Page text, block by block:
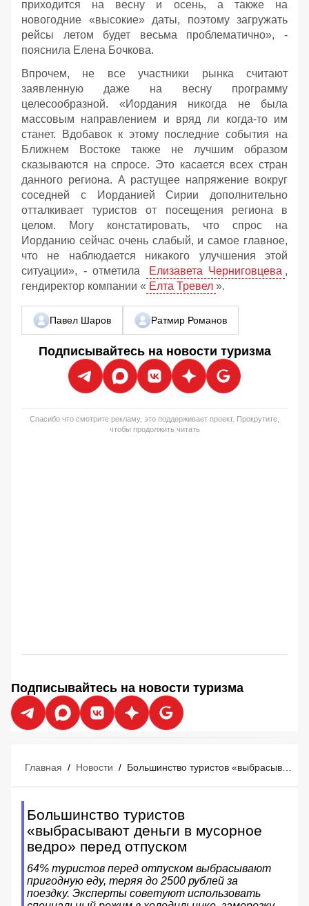
приходится на весну и осень, а также на
новогодние «высокие» даты, поэтому загружать
рейсы летом будет весьма проблематично», -
пояснила Елена Бочкова.
Впрочем, не все участники рынка считают
заявленную даже на весну программу
целесообразной. «Иордания никогда не была
массовым направлением и вряд ли когда-то им
станет. Вдобавок к этому последние события на
Ближнем Востоке также не лучшим образом
сказываются на спросе. Это касается всех стран
данного региона. А растущее напряжение вокруг
соседней с Иорданией Сирии дополнительно
отталкивает туристов от посещения региона в
целом. Могу констатировать, что спрос на
Иорданию сейчас очень слабый, и самое главное,
что не наблюдается никакого улучшения этой
ситуации», - отметила
Елизавета Черниговцева ,
гендиректор компании « Елта Тревел ».
Павел Шаров Ратмир Романов
Подписывайтесь на новости туризма
Спасибо что смотрите рекламу, это поддерживает проект. Прокрутите,
чтобы продолжить читать
Подписывайтесь на новости туризма
Главная / Новости /
Большинство туристов
«выбрасывают деньги в мусорное
ведро» перед отпуском
64% туристов перед отпуском выбрасывают
пригодную еду, теряя до 2500 рублей за
поездку. Эксперты советуют использовать